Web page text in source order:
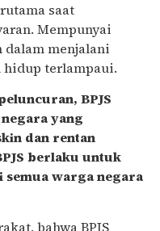
saat
Mempunyai
dalam menjalani
hidup terlampaui.
BPJS
yang
dan rentan
berlaku untuk
warga negara
bahwa BPJS